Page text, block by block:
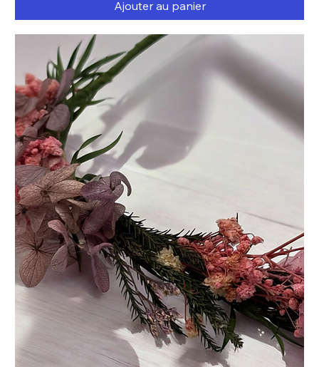
Ajouter au panier